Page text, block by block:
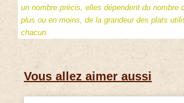
un nombre précis, elles dépendent du nombre
plus ou en moins, de la grandeur des plats
chacun.
Vous allez aimer aussi